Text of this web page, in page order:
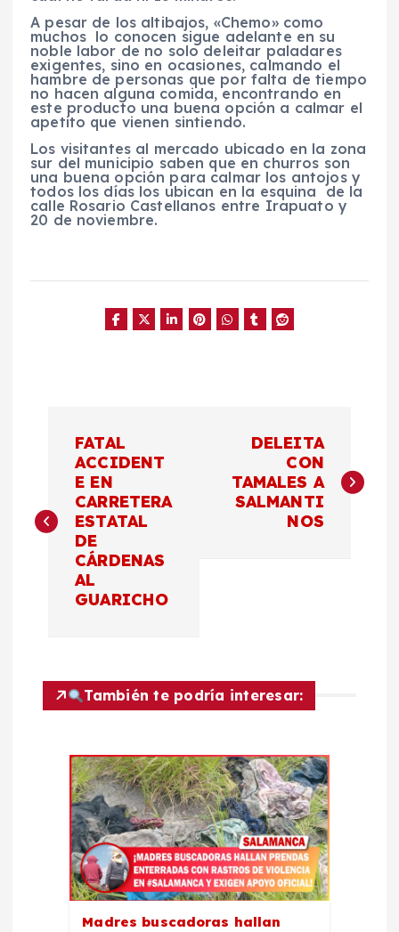
A pesar de los altibajos, «Chemo» como
muchos lo conocen sigue adelante en su
noble labor de no solo deleitar paladares
exigentes, sino en ocasiones, calmando el
hambre de personas que por falta de tiempo
no hacen alguna comida, encontrando en
este producto una buena opción a calmar el
apetito que vienen sintiendo.
Los visitantes al mercado ubicado en la zona
sur del municipio saben que en churros son
una buena opción para calmar los antojos y
todos los días los ubican en la esquina de la
calle Rosario Castellanos entre Irapuato y
20 de noviembre.
v
c
FATAL
ACCIDENT
E EN
CARRETERA
ESTATAL
DE
CÁRDENAS
AL
GUARICHO
DELEITA
CON
TAMALES A
SALMANTI
NOS
También te podría interesar:
Madres buscadoras hallan